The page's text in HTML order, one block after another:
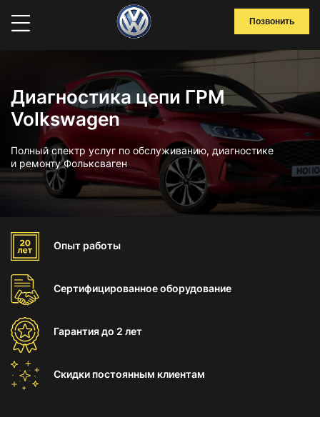
Позвонить
Диагностика цепи ГРМ
Volkswagen
Полный спектр услуг по обслуживанию, диагностике
и ремонту Фольксваген
Опыт работы
Сертифицированноеоборудование
Гарантиядо 2 лет
Скидки постоянным клиентам